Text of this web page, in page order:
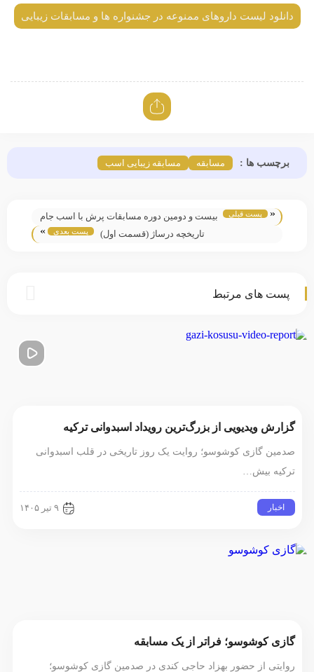
دانلود لیست داروهای ممنوعه در جشنواره ها و مسابقات زیبایی
برچسب ها : مسابقه مسابقه زیبایی اسب
« پست قبلی
بیست و دومین دوره مسابقات پرش با اسب جام
آزمونتاریخچه درساژ (قسمت اول) پست بعدی »
پست های مرتبط
گزارش ویدیویی از بزرگ‌ترین رویداد اسبدوانی ترکیه
صدمین گازی کوشوسو؛ روایت یک روز تاریخی در قلب اسبدوانی
ترکیه بیش…
اخبار ۹ تیر ۱۴۰۵
گازی کوشوسو؛ فراتر از یک مسابقه
روایتی از حضور بهزاد حاجی کندی در صدمین گازی کوشوسو؛